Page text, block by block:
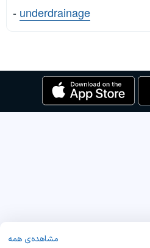
- underdrainage
مشاهده‌ی همه